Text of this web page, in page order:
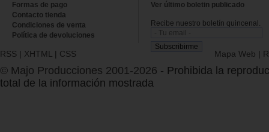
Formas de pago
Contacto tienda
Condiciones de venta
Política de devoluciones
Ver último boletin publicado
Recibe nuestro boletín quincenal.
RSS | XHTML | CSS Mapa Web |
© Majo Producciones 2001-2026 - Prohibida la
total de la información mostrada